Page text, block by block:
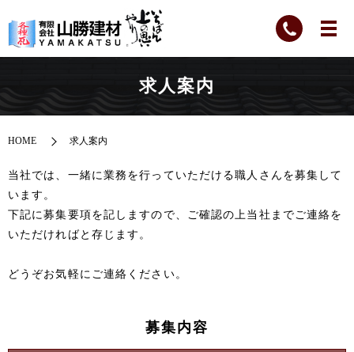
求人案内
HOME 求人案内
当社では、一緒に業務を行っていただける職人さんを募集して
います。
下記に募集要項を記しますので、ご確認の上当社までご連絡を
いただければと存じます。
どうぞお気軽にご連絡ください。
募集内容